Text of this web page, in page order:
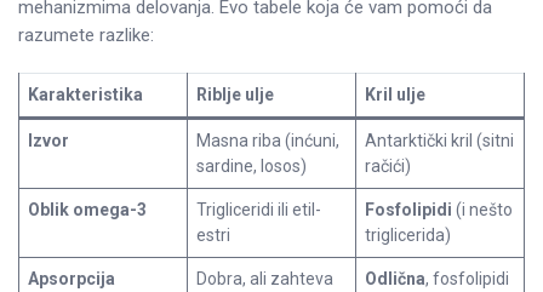
mehanizmima delovanja. Evo tabele koja će vam pomoći da
razumete razlike:
Karakteristika Riblje ulje Kril ulje
Izvor
Masna riba (inćuni,
sardine, losos)
Antarktički kril (sitni
račići)
Oblik omega-3
Trigliceridi ili etil-
estri
Fosfolipidi (i nešto
triglicerida)
Apsorpcija
Dobra, ali zahteva
Odlična, fosfolipidi